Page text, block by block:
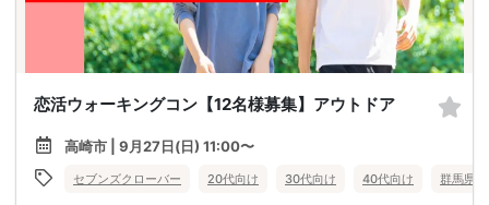
恋活ウォーキングコン【12名様募集】アウトドア
高崎市 | 9月27日(日) 11:00〜
セブンズクローバー 20代向け 30代向け 40代向け 群馬県